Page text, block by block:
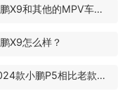
小鹏X9和其他的MPV车型有什么区别？
X9怎么样？
2024款小鹏P5相比老款升级了哪些地方？